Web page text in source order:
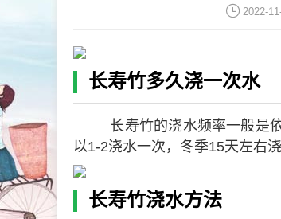
2022-
长寿竹多久浇一次水
长寿竹的浇水频率一般是
以1-2浇水一次，冬季15天左右
长寿竹浇水方法